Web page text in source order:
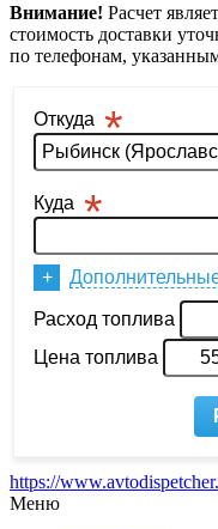
Внимание! Расчет
стоимость доставки
по телефонам,
https://
Меню